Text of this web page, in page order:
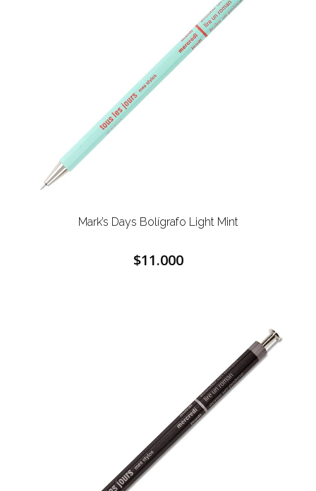
Mark’s Days Bolígrafo Light Mint
$11.000